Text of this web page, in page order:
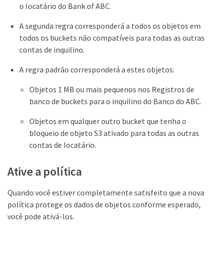
o locatário do Bank of ABC.
A segunda regra corresponderá a todos os objetos em
todos os buckets não compatíveis para todas as outras
contas de inquilino.
A regra padrão corresponderá a estes objetos:
Objetos 1 MB ou mais pequenos nos Registros de
banco de buckets para o inquilino do Banco do ABC.
Objetos em qualquer outro bucket que tenha o
bloqueio de objeto S3 ativado para todas as outras
contas de locatário.
Ative a política
Quando você estiver completamente satisfeito que a nova
política protege os dados de objetos conforme esperado,
você pode ativá-los.